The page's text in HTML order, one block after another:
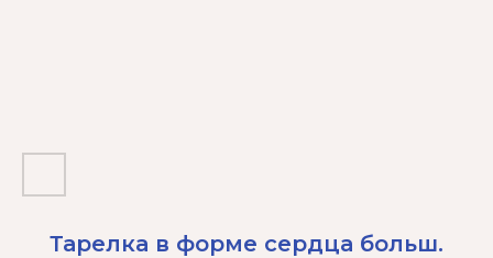
Тарелка в форме сердца больш.